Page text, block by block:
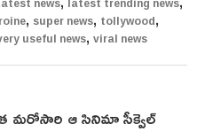
, super news, tollywood,
useful news, viral news
మరోసారి ఆ సినిమా సీక్వెల్